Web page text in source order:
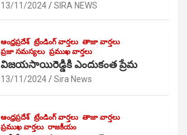
13/11/2024 SIRA NEWS
ఆంధ్రప్రదేశ్ ట్రేండింగ్ వార్తలు తాజా వార్తలు
ప్రజా సమస్యలు ప్రముఖ వార్తలు
విజయసాయిరెడ్డికి ఎందుకంత ప్రేమ
13/11/2024 Sira News
ఆంధ్రప్రదేశ్ ట్రేండింగ్ వార్తలు తాజా వార్తలు
ప్రముఖ వార్తలు రాజకీయం